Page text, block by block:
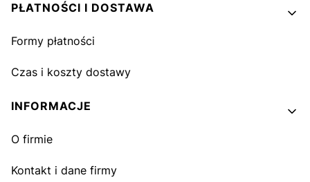
PŁATNOŚCI I DOSTAWA
Formy płatności
Czas i koszty dostawy
INFORMACJE
O firmie
Kontakt i dane firmy